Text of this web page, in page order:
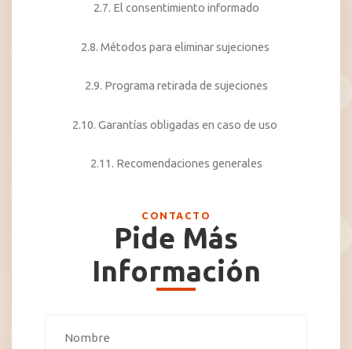
2.7. El consentimiento informado
2.8. Métodos para eliminar sujeciones
2.9. Programa retirada de sujeciones
2.10. Garantías obligadas en caso de uso
2.11. Recomendaciones generales
CONTACTO
Pide Más
Información